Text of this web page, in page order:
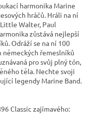
harmonika Marine
hráčů. Hráli na ní
Walter, Paul
zůstává nejlepší
Odráží se na ní 100
řemeslníků
pro svůj plný tón,
těla. Nechte svoji
legendy Marine Band.
Classic zajímavého: